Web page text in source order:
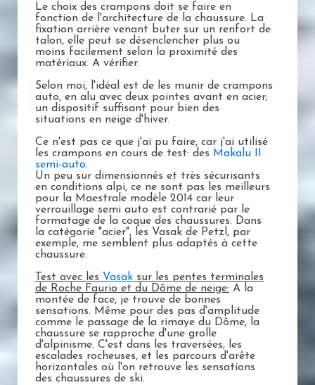
Le choix des crampons doit se faire en
fonction de l'architecture de la chaussure. La
fixation arrière venant buter sur un renfort de
talon, elle peut se désenclencher plus ou
moins facilement selon la proximité des
matériaux. A vérifier.
Selon moi, l'idéal est de les munir de crampons
auto, en alu avec deux pointes avant en acier;
un dispositif suffisant pour bien des
situations en neige d'hiver.
Ce n'est pas ce que j'ai pu faire, car j'ai utilisé
les crampons en cours de test: des Makalu II
semi-auto.
Un peu sur dimensionnés et très sécurisants
en conditions alpi, ce ne sont pas les meilleurs
pour la Maestrale modèle 2014 car leur
verrouillage semi auto est contrarié par le
formatage de la coque des chaussures. Dans
la catégorie "acier", les Vasak de Petzl, par
exemple, me semblent plus adaptés à cette
chaussure.
Test avec les Vasak sur les pentes terminales
de Roche Faurio et du Dôme de neige: A la
montée de face, je trouve de bonnes
sensations. Même pour des pas d'amplitude
comme le passage de la rimaye du Dôme, la
chaussure se rapproche d'une grolle
d'alpinisme. C'est dans les traversées, les
escalades rocheuses, et les parcours d'arête
horizontales où l'on retrouve les sensations
des chaussures de ski.